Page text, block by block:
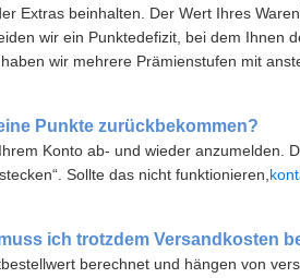
Extras beinhalten. Der Wert Ihres
wir ein Punktedefizit, bei dem Ihnen
wir mehrere Prämienstufen mit
Punkte zurückbekommen?
Konto ab- und wieder anzumelden.
Sollte das nicht funktionieren,
ich trotzdem Versandkosten
berechnet und hängen von